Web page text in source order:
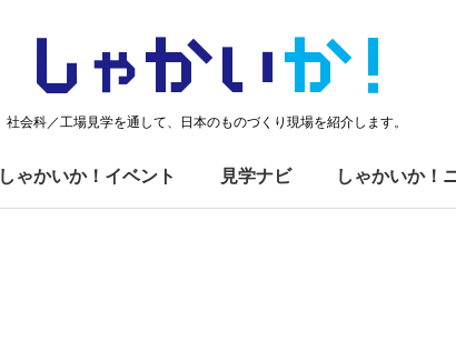
しゃかいか！
社会科／工場見学を通して、日本のものづくり現場を紹介します。
しゃかいか！イベント 見学ナビ しゃかいか！